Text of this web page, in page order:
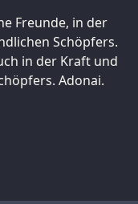
Freunde, in der
Schöpfers.
in der Kraft und
Adonai.